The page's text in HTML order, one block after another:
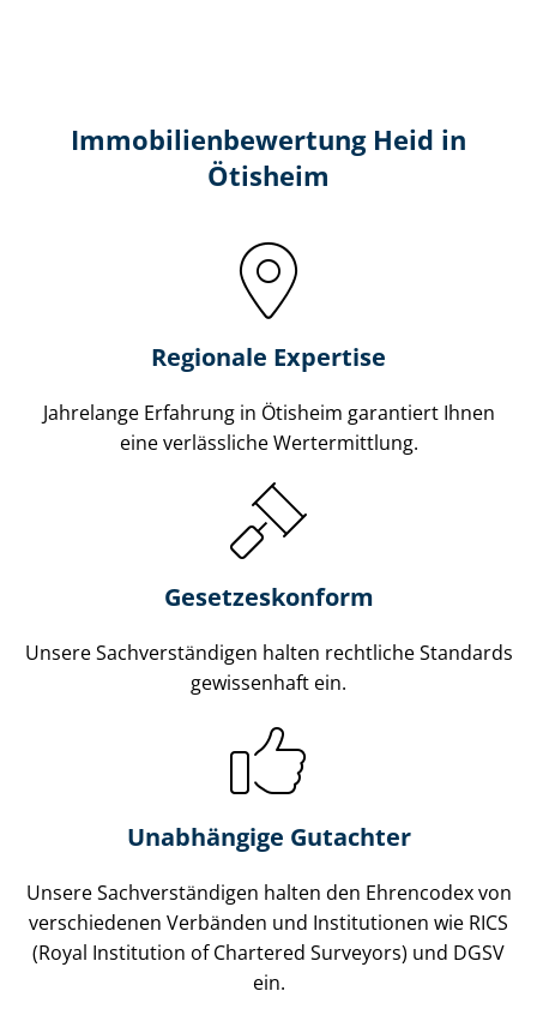
Immobilien­bewertung Heid in
Ötisheim
Regionale Expertise
Jahrelange Erfahrung in Ötisheim garantiert Ihnen
eine verlässliche Wertermittlung.
Gesetzes­konform
Unsere Sach­ver­stän­di­gen halten rechtliche Standards
gewissenhaft ein.
Unabhängige Gutachter
Unsere Sach­ver­stän­di­gen halten den Ehrencodex von
verschiedenen Verbänden und Institutionen wie RICS
(Royal Institution of Chartered Surveyors) und DGSV
ein.